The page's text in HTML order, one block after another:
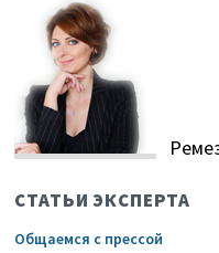
СТАТЬИ ЭКСПЕРТА
Общаемся с прессой